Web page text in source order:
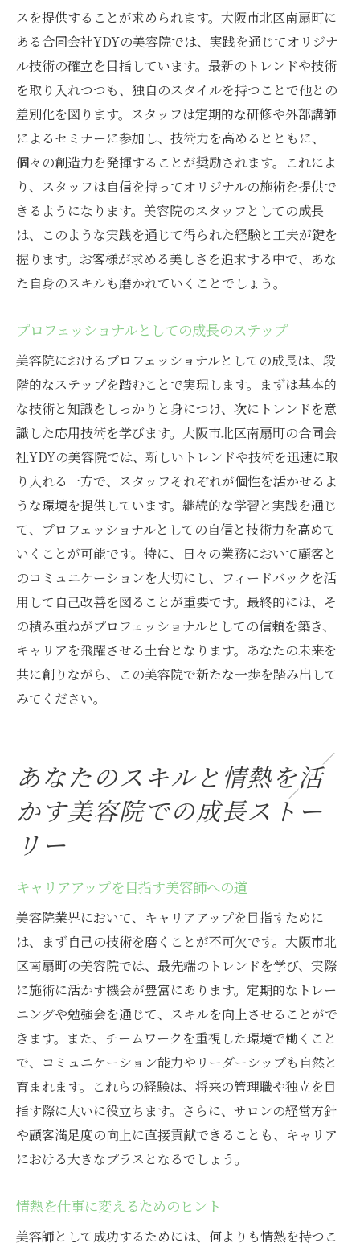
スを提供することが求められます。大阪市北区南扇町に
ある合同会社YDYの美容院では、実践を通じてオリジナ
ル技術の確立を目指しています。最新のトレンドや技術
を取り入れつつも、独自のスタイルを持つことで他との
差別化を図ります。スタッフは定期的な研修や外部講師
によるセミナーに参加し、技術力を高めるとともに、
個々の創造力を発揮することが奨励されます。これによ
り、スタッフは自信を持ってオリジナルの施術を提供で
きるようになります。美容院のスタッフとしての成長
は、このような実践を通じて得られた経験と工夫が鍵を
握ります。お客様が求める美しさを追求する中で、あな
た自身のスキルも磨かれていくことでしょう。
プロフェッショナルとしての成長のステップ
美容院におけるプロフェッショナルとしての成長は、段
階的なステップを踏むことで実現します。まずは基本的
な技術と知識をしっかりと身につけ、次にトレンドを意
識した応用技術を学びます。大阪市北区南扇町の合同会
社YDYの美容院では、新しいトレンドや技術を迅速に取
り入れる一方で、スタッフそれぞれが個性を活かせるよ
うな環境を提供しています。継続的な学習と実践を通じ
て、プロフェッショナルとしての自信と技術力を高めて
いくことが可能です。特に、日々の業務において顧客と
のコミュニケーションを大切にし、フィードバックを活
用して自己改善を図ることが重要です。最終的には、そ
の積み重ねがプロフェッショナルとしての信頼を築き、
キャリアを飛躍させる土台となります。あなたの未来を
共に創りながら、この美容院で新たな一歩を踏み出して
みてください。
あなたのスキルと情熱を活
かす美容院での成長ストー
リー
キャリアアップを目指す美容師への道
美容院業界において、キャリアアップを目指すために
は、まず自己の技術を磨くことが不可欠です。大阪市北
区南扇町の美容院では、最先端のトレンドを学び、実際
に施術に活かす機会が豊富にあります。定期的なトレー
ニングや勉強会を通じて、スキルを向上させることがで
きます。また、チームワークを重視した環境で働くこと
で、コミュニケーション能力やリーダーシップも自然と
育まれます。これらの経験は、将来の管理職や独立を目
指す際に大いに役立ちます。さらに、サロンの経営方針
や顧客満足度の向上に直接貢献できることも、キャリア
における大きなプラスとなるでしょう。
情熱を仕事に変えるためのヒント
美容師として成功するためには、何よりも情熱を持つこ